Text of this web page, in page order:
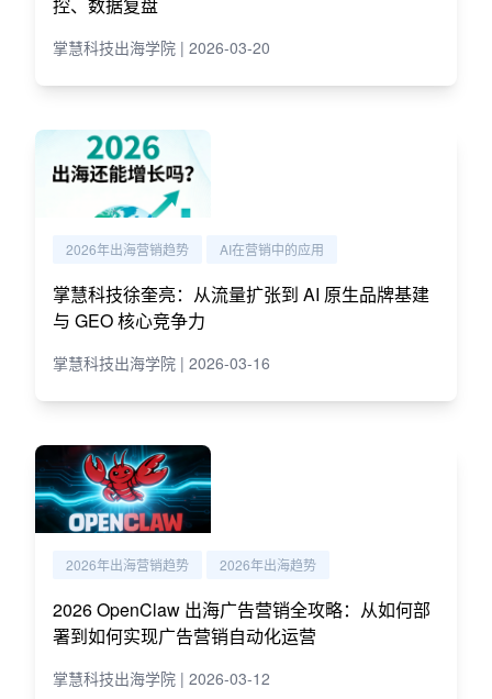
掌慧科技出海学院 | 2026-03-20
2026年出海营销趋势 AI在营销中的应用
掌慧科技徐奎亮：从流量扩张到 AI 原生品牌基建
与 GEO 核心竞争力
掌慧科技出海学院 | 2026-03-16
2026年出海营销趋势 2026年出海趋势
2026 OpenClaw 出海广告营销全攻略：从如何部
署到如何实现广告营销自动化运营
掌慧科技出海学院 | 2026-03-12